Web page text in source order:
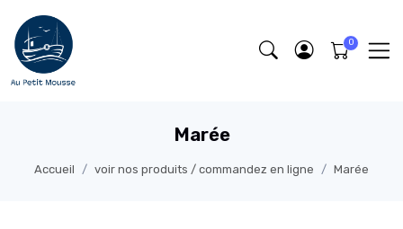
Marée
Accueil voir nos produits / commandez en ligne Marée